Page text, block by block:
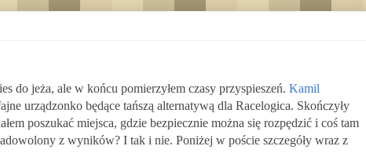
do jeża, ale w końcu pomierzyłem czasy przyspieszeń. Kamil
urządzonko będące tańszą alternatywą dla Racelogica. Skończyły
poszukać miejsca, gdzie bezpiecznie można się rozpędzić i coś tam
z wyników? I tak i nie. Poniżej w poście szczegóły wraz z